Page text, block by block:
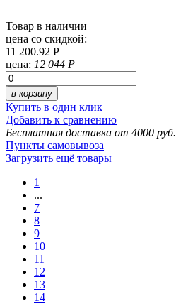
Товар в наличии
цена со скидкой:
11 200.92 Р
цена: 12 044 Р
в корзину
Купить в один клик
Добавить к сравнению
Бесплатная доставка от 4000 руб.
Пункты самовывоза
Загрузить ещё товары
1
...
7
8
9
10
11
12
13
14